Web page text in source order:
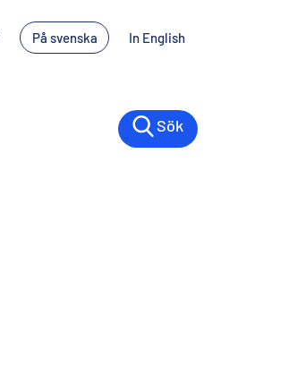
På svenska In English
Sök